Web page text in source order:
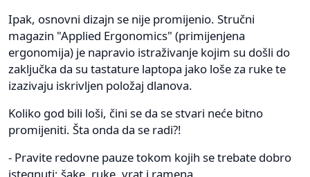
Ipak, osnovni dizajn se nije promijenio. Stručni
magazin "Applied Ergonomics" (primijenjena
ergonomija) je napravio istraživanje kojim su došli do
zaključka da su tastature laptopa jako loše za ruke te
izazivaju iskrivljen položaj dlanova.
Koliko god bili loši, čini se da se stvari neće bitno
promijeniti. Šta onda da se radi?!
- Pravite redovne pauze tokom kojih se trebate dobro
istegnuti; šake, ruke, vrat i ramena.